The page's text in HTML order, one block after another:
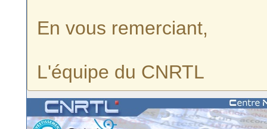
En vous remerciant,
L'équipe du CNRTL